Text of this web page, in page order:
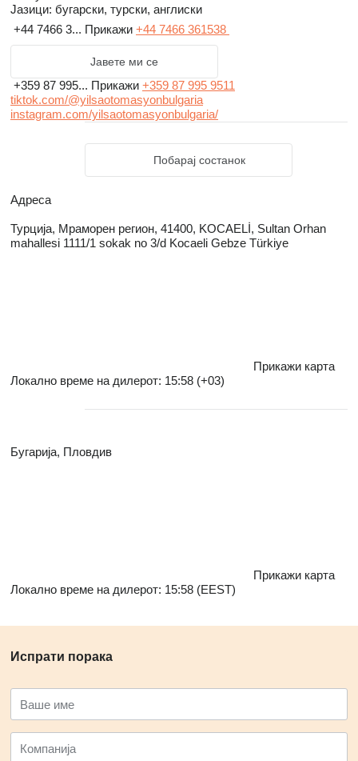
Јазици: бугарски, турски, англиски
+44 7466 3... Прикажи +44 7466 361538
Јавете ми се
+359 87 995... Прикажи +359 87 995 9511
tiktok.com/@yilsaotomasyonbulgaria
instagram.com/yilsaotomasyonbulgaria/
Побарај состанок
Адреса
Турција, Мраморен регион, 41400, KOCAELİ, Sultan Orhan
mahallesi 1111/1 sokak no 3/d Kocaeli Gebze Türkiye
Прикажи карта
Локално време на дилерот: 15:58 (+03)
Бугарија, Пловдив
Прикажи карта
Локално време на дилерот: 15:58 (EEST)
Испрати порака